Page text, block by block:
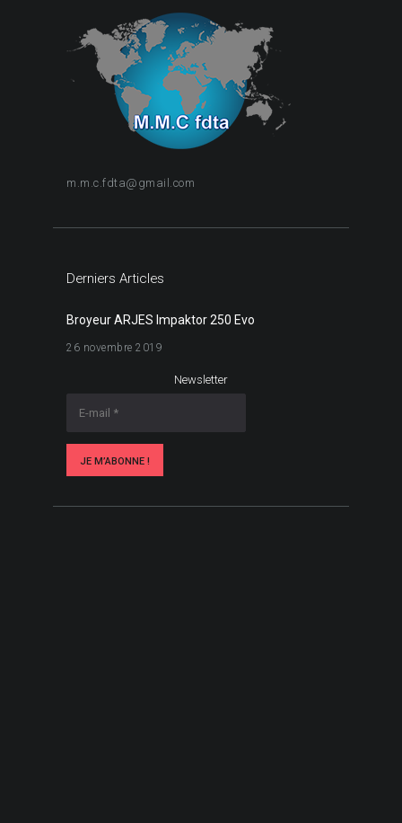
m.m.c.fdta@gmail.com
Derniers Articles
Broyeur ARJES Impaktor 250 Evo
26 novembre 2019
Newsletter